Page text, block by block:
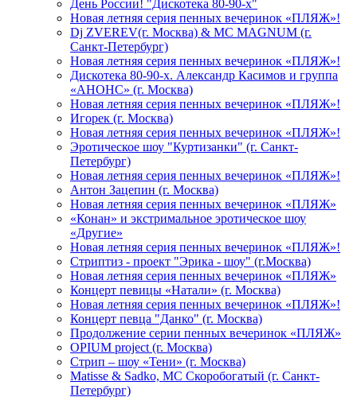
День России! "Дискотека 80-90-х"
Новая летняя серия пенных вечеринок «ПЛЯЖ»!
Dj ZVEREV(г. Москва) & MC MAGNUM (г.
Санкт-Петербург)
Новая летняя серия пенных вечеринок «ПЛЯЖ»!
Дискотека 80-90-х. Александр Касимов и группа
«АНОНС» (г. Москва)
Новая летняя серия пенных вечеринок «ПЛЯЖ»!
Игорек (г. Москва)
Новая летняя серия пенных вечеринок «ПЛЯЖ»!
Эротическое шоу "Куртизанки" (г. Санкт-
Петербург)
Новая летняя серия пенных вечеринок «ПЛЯЖ»!
Антон Зацепин (г. Москва)
Новая летняя серия пенных вечеринок «ПЛЯЖ»
«Конан» и экстримальное эротическое шоу
«Другие»
Новая летняя серия пенных вечеринок «ПЛЯЖ»!
Стриптиз - проект "Эрика - шоу" (г.Москва)
Новая летняя серия пенных вечеринок «ПЛЯЖ»
Концерт певицы «Натали» (г. Москва)
Новая летняя серия пенных вечеринок «ПЛЯЖ»!
Концерт певца "Данко" (г. Москва)
Продолжение серии пенных вечеринок «ПЛЯЖ»
OPIUM project (г. Москва)
Стрип – шоу «Тени» (г. Москва)
Matissе & Sadko, MC Скоробогатый (г. Санкт-
Петербург)